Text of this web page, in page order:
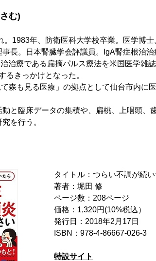
む)
。1983年、防衛医科大学校卒業。医学博士
長。日本腎臓学会評議員。IgA腎症根治治
治療である扁摘パルス療法を米国医学雑
るきっかけとなった。
森も見る医療」の拠点として仙台市内に
と臨床データの集積や、扁桃、上咽頭、
を行う。
タイトル：つらい不調が続
著者：堀田 修
ページ数：208ページ
価格：1,320円(10%税込）
発行日：2018年2月17日
ISBN：978-4-86667-026-3
特設サイト